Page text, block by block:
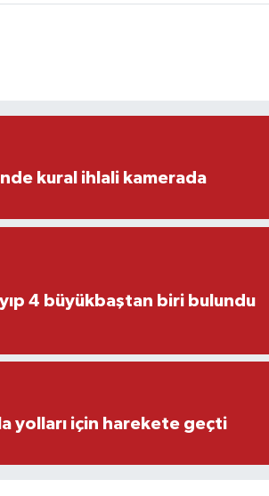
kural ihlali kamerada
4 büyükbaştan biri bulundu
yolları için harekete geçti